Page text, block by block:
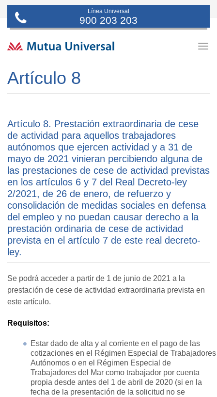
Línea Universal
900 203 203
Artículo 8
Artículo 8. Prestación extraordinaria de cese
de actividad para aquellos trabajadores
autónomos que ejercen actividad y a 31 de
mayo de 2021 vinieran percibiendo alguna de
las prestaciones de cese de actividad previstas
en los artículos 6 y 7 del Real Decreto-ley
2/2021, de 26 de enero, de refuerzo y
consolidación de medidas sociales en defensa
del empleo y no puedan causar derecho a la
prestación ordinaria de cese de actividad
prevista en el artículo 7 de este real decreto-
ley.
Se podrá acceder a partir de 1 de junio de 2021 a la
prestación de cese de actividad extraordinaria prevista en
este artículo.
Requisitos:
Estar dado de alta y al corriente en el pago de las
cotizaciones en el Régimen Especial de Trabajadores
Autónomos o en el Régimen Especial de
Trabajadores del Mar como trabajador por cuenta
propia desde antes del 1 de abril de 2020 (si en la
fecha de la presentación de la solicitud no se